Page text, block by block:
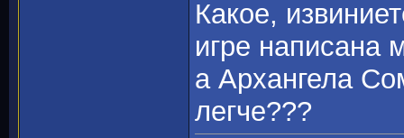
Какое,
игре написана
а Архангела
легче???